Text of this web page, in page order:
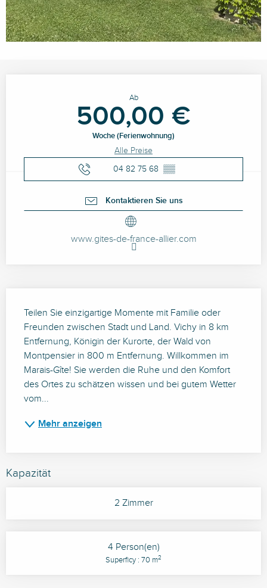
Ab
500,00 €
Woche (Ferienwohnung)
Alle Preise
04 82 75 68 ▒▒
Kontaktieren Sie uns
www.gites-de-france-allier.com
Teilen Sie einzigartige Momente mit Familie oder
Freunden zwischen Stadt und Land. Vichy in 8 km
Entfernung, Königin der Kurorte, der Wald von
Montpensier in 800 m Entfernung. Willkommen im
Marais-Gîte! Sie werden die Ruhe und den Komfort
des Ortes zu schätzen wissen und bei gutem Wetter
vom...
Mehr anzeigen
Kapazität
2 Zimmer
4 Person(en)
Superficy : 70 m2